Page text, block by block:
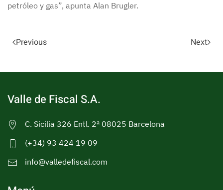
petróleo y gas”, apunta Alan Brugler.
Previous Next
Valle de Fiscal S.A.
C. Sicilia 326 Entl. 2ª 08025 Barcelona
(+34) 93 424 19 09
info@valledefiscal.com